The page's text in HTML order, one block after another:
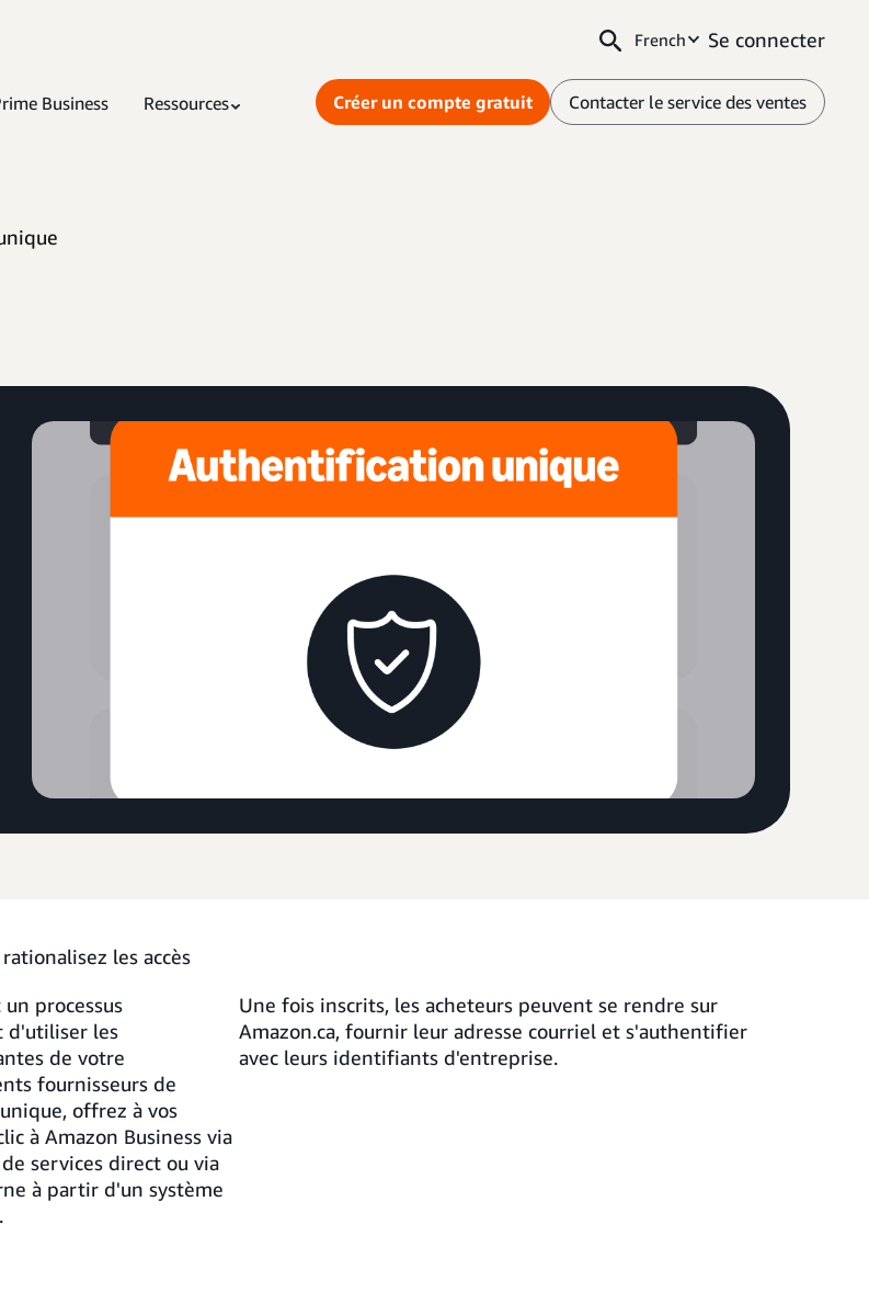
French Se connecter
Business Ressources Créer un compte gratuit Contacter le service des ventes
les accès
processus
d'utiliser les
de votre
fournisseurs de
offrez à vos
à Amazon Business via
services direct ou via
à partir d'un système
Une fois inscrits, les acheteurs peuvent se rendre sur
Amazon.ca, fournir leur adresse courriel et s'authentifier
avec leurs identifiants d'entreprise.